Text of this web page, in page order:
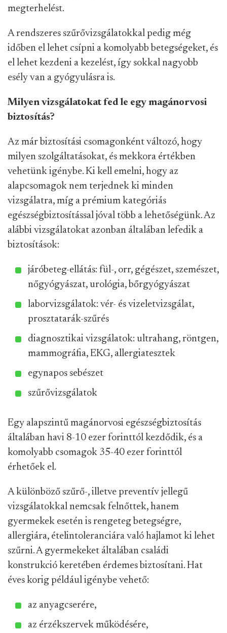
megterhelést.
A rendszeres szűrővizsgálatokkal pedig még
időben el lehet csípni a komolyabb betegségeket, és
el lehet kezdeni a kezelést, így sokkal nagyobb
esély van a gyógyulásra is.
Milyen vizsgálatokat fed le egy magánorvosi
biztosítás?
Az már biztosítási csomagonként változó, hogy
milyen szolgáltatásokat, és mekkora értékben
vehetünk igénybe. Ki kell emelni, hogy az
alapcsomagok nem terjednek ki minden
vizsgálatra, míg a prémium kategóriás
egészségbiztosítással jóval több a lehetőségünk. Az
alábbi vizsgálatokat azonban általában lefedik a
biztosítások:
járóbeteg-ellátás: fül-, orr, gégészet, szemészet,
nőgyógyászat, urológia, bőrgyógyászat
laborvizsgálatok: vér- és vizeletvizsgálat,
prosztatarák-szűrés
diagnosztikai vizsgálatok: ultrahang, röntgen,
mammográfia, EKG, allergiatesztek
egynapos sebészet
szűrővizsgálatok
Egy alapszintű magánorvosi egészségbiztosítás
általában havi 8-10 ezer forinttól kezdődik, és a
komolyabb csomagok 35-40 ezer forinttól
érhetőek el.
A különböző szűrő-, illetve preventív jellegű
vizsgálatokkal nemcsak felnőttek, hanem
gyermekek esetén is rengeteg betegségre,
allergiára, ételintoleranciára való hajlamot ki lehet
szűrni. A gyermekeket általában családi
konstrukció keretében érdemes biztosítani. Hat
éves korig például igénybe vehető:
az anyagcserére,
az érzékszervek működésére,